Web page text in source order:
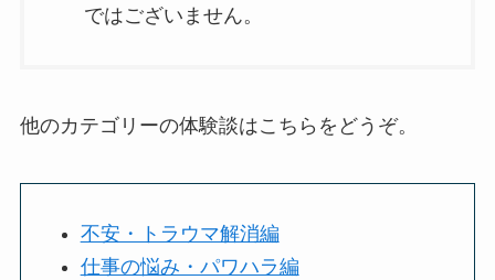
ではございません。
他のカテゴリーの体験談はこちらをどうぞ。
不安・トラウマ解消編
仕事の悩み・パワハラ編